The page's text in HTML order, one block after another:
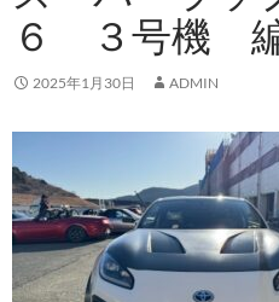
６ ３号機
2025年1月30日 ADMIN